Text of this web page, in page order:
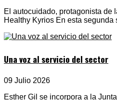
El autocuidado, protagonista de
Healthy Kyrios En esta segunda
Una voz al servicio del sector
09 Julio 2026
Esther Gil se incorpora a la